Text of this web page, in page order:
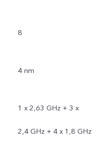
8
4 nm
1 x 2,63 GHz + 3 x
2,4 GHz + 4 x 1,8 GHz